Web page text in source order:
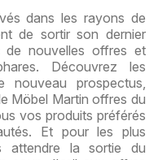
dans les rayons de
de sortir son dernier
nouvelles offres et
Découvrez les
nouveau prospectus,
Möbel Martin offres du
vos produits préférés
Et pour les plus
attendre la sortie du